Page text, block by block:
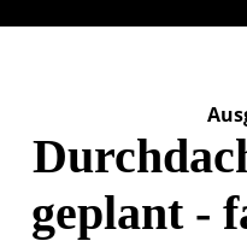
geplant -